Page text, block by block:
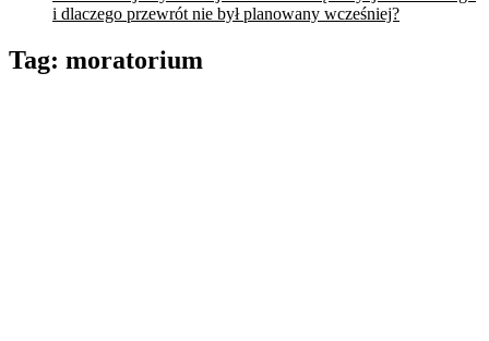
i dlaczego przewrót nie był planowany wcześniej?
Tag: moratorium